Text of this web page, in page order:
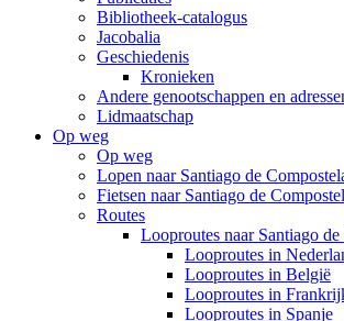
Bibliotheek-catalogus
Jacobalia
Geschiedenis
Kronieken
Andere genootschappen en
Lidmaatschap
Op weg
Op weg
Lopen naar Santiago de
Fietsen naar Santiago de
Routes
Looproutes naar Santiago de
Looproutes in
Looproutes in België
Looproutes in
Looproutes in Spanje